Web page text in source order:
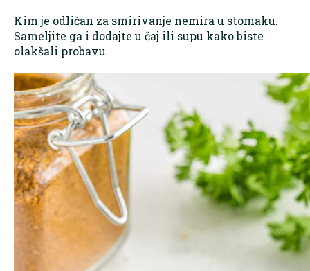
Kim je odličan za smirivanje nemira u stomaku.
Sameljite ga i dodajte u čaj ili supu kako biste
olakšali probavu.